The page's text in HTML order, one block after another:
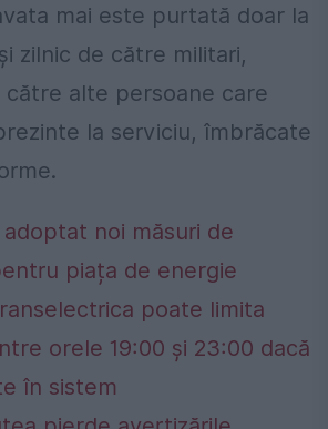
mai este purtată doar la
zilnic de către militari,
către alte persoane care
la serviciu, îmbrăcate
noi măsuri de
piața de energie
poate limita
orele 19:00 și 23:00 dacă
în sistem